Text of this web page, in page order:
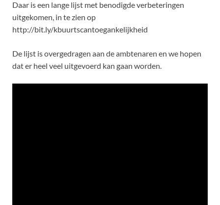
Daar is een lange lijst met benodigde verbeteringen
uitgekomen, in te zien op
http://bit.ly/kbuurtscantoegankelijkheid
De lijst is overgedragen aan de ambtenaren en we hopen
dat er heel veel uitgevoerd kan gaan worden.